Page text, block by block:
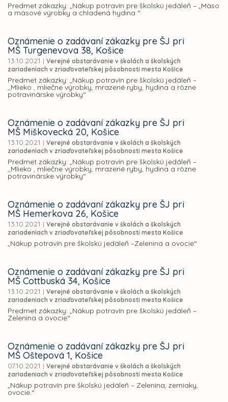
Predmet zákazky: „Nákup potravín pre školskú jedáleň – „Mäso
a mäsové výrobky a chladená hydina “
Oznámenie o zadávaní zákazky pre ŠJ pri
MŠ Turgenevova 38, Košice
13.10.2021 | Verejné obstarávanie v školách a školských
zariadeniach v zriaďovateľskej pôsobnosti mesta Košice
Predmet zákazky: „Nákup potravín pre školskú jedáleň –
,,Mlieko , mliečne výrobky, mrazené ryby, hydina a rôzne
potravinárske výrobky“
Oznámenie o zadávaní zákazky pre ŠJ pri
MŠ Miškovecká 20, Košice
13.10.2021 | Verejné obstarávanie v školách a školských
zariadeniach v zriaďovateľskej pôsobnosti mesta Košice
Predmet zákazky: „Nákup potravín pre školskú jedáleň –
,,Mlieko , mliečne výrobky, mrazené ryby, hydina a rôzne
potravinárske výrobky“
Oznámenie o zadávaní zákazky pre ŠJ pri
MŠ Hemerkova 26, Košice
13.10.2021 | Verejné obstarávanie v školách a školských
zariadeniach v zriaďovateľskej pôsobnosti mesta Košice
„Nákup potravín pre školskú jedáleň –Zelenina a ovocie“
Oznámenie o zadávaní zákazky pre ŠJ pri
MŠ Cottbuská 34, Košice
13.10.2021 | Verejné obstarávanie v školách a školských
zariadeniach v zriaďovateľskej pôsobnosti mesta Košice
Predmet zákazky: „Nákup potravín pre školskú jedáleň –
Zelenina a ovocie“
Oznámenie o zadávaní zákazky pre ŠJ pri
MŠ Oštepová 1, Košice
07.10.2021 | Verejné obstarávanie v školách a školských
zariadeniach v zriaďovateľskej pôsobnosti mesta Košice
„Nákup potravín pre školskú jedáleň – Zelenina, zemiaky,
ovocie.“